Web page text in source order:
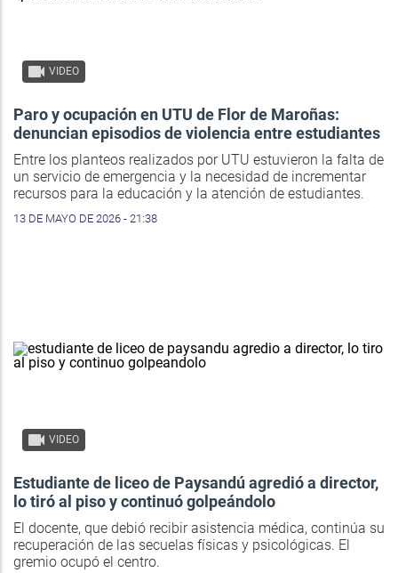
VIDEO
Paro y ocupación en UTU de Flor de Maroñas:
denuncian episodios de violencia entre estudiantes
Entre los planteos realizados por UTU estuvieron la falta de
un servicio de emergencia y la necesidad de incrementar
recursos para la educación y la atención de estudiantes.
13 DE MAYO DE 2026 - 21:38
VIDEO
Estudiante de liceo de Paysandú agredió a director,
lo tiró al piso y continuó golpeándolo
El docente, que debió recibir asistencia médica, continúa su
recuperación de las secuelas físicas y psicológicas. El
gremio ocupó el centro.